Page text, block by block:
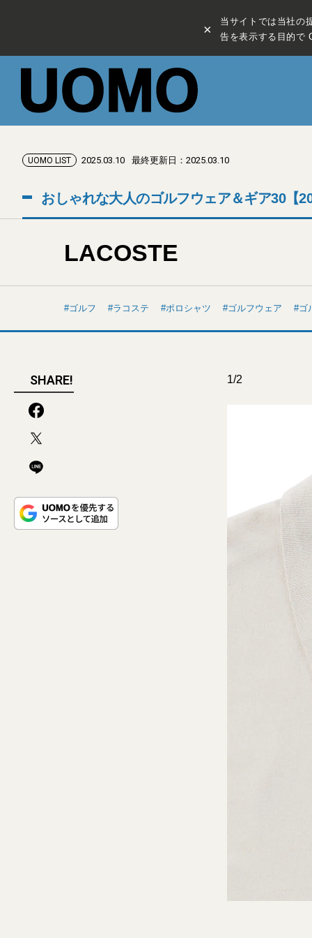
×
当サイトでは当社の
告を表示する目的で
UOMO LIST 2025.03.10 最終更新日：2025.03.10
おしゃれな大人のゴルフウェア＆ギア30【
LACOSTE
ゴルフ ラコステ ポロシャツ ゴルフウェア ゴ
SHARE! 1/2